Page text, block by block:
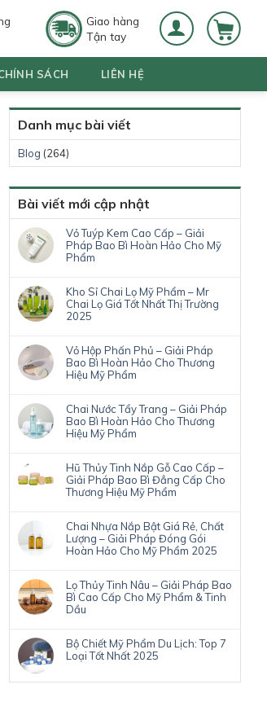
Giao hàng
Tận tay
SÁCH LIÊN HỆ
Danh mục bài viết
Blog (264)
Bài viết mới cập nhật
Vỏ Tuýp Kem Cao Cấp – Giải
Pháp Bao Bì Hoàn Hảo Cho Mỹ
Phẩm
Kho Sỉ Chai Lọ Mỹ Phẩm – Mr
Chai Lọ Giá Tốt Nhất Thị Trường
2025
Vỏ Hộp Phấn Phủ – Giải Pháp
Bao Bì Hoàn Hảo Cho Thương
Hiệu Mỹ Phẩm
Chai Nước Tẩy Trang – Giải Pháp
Bao Bì Hoàn Hảo Cho Thương
Hiệu Mỹ Phẩm
Hũ Thủy Tinh Nắp Gỗ Cao Cấp –
Giải Pháp Bao Bì Đẳng Cấp Cho
Thương Hiệu Mỹ Phẩm
Chai Nhựa Nắp Bật Giá Rẻ, Chất
Lượng – Giải Pháp Đóng Gói
Hoàn Hảo Cho Mỹ Phẩm 2025
Lọ Thủy Tinh Nâu – Giải Pháp Bao
Bì Cao Cấp Cho Mỹ Phẩm & Tinh
Dầu
Bộ Chiết Mỹ Phẩm Du Lịch: Top 7
Loại Tốt Nhất 2025